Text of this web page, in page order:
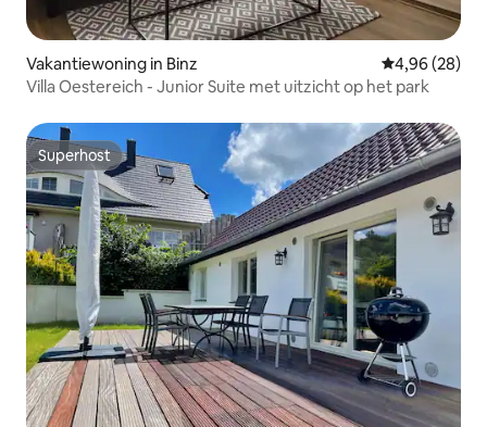
Vakantiewoning in Binz Gemiddelde
4,96 (28)
Villa Oestereich - Junior Suite met uitzicht op het park
Superhost
Superhost